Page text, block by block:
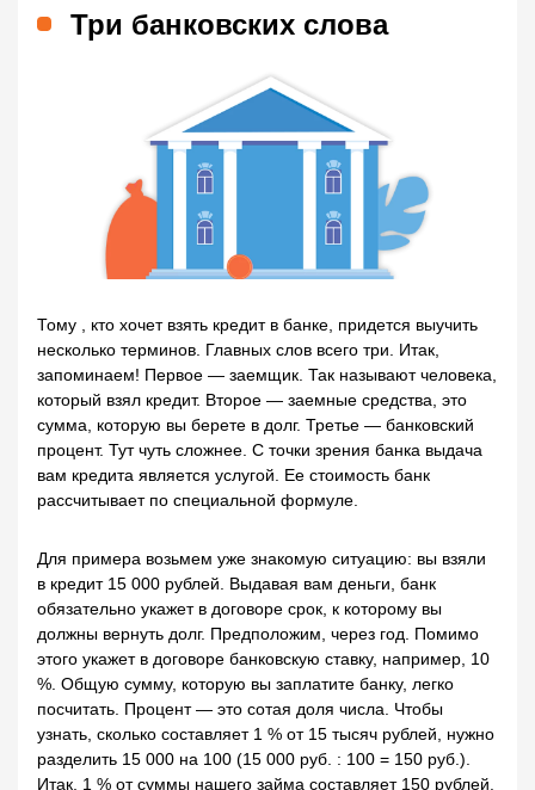
Три банковских слова
Тому , кто хочет взять кредит в банке, придется выучить
несколько терминов. Главных слов всего три. Итак,
запоминаем! Первое — заемщик. Так называют человека,
который взял кредит. Второе — заемные средства, это
сумма, которую вы берете в долг. Третье — банковский
процент. Тут чуть сложнее. С точки зрения банка выдача
вам кредита является услугой. Ее стоимость банк
рассчитывает по специальной формуле.
Для примера возьмем уже знакомую ситуацию: вы взяли
в кредит 15 000 рублей. Выдавая вам деньги, банк
обязательно укажет в договоре срок, к которому вы
должны вернуть долг. Предположим, через год. Помимо
этого укажет в договоре банковскую ставку, например, 10
%. Общую сумму, которую вы заплатите банку, легко
посчитать. Процент — это сотая доля числа. Чтобы
узнать, сколько составляет 1 % от 15 тысяч рублей, нужно
разделить 15 000 на 100 (15 000 руб. : 100 = 150 руб.).
Итак, 1 % от суммы нашего займа составляет 150 рублей.